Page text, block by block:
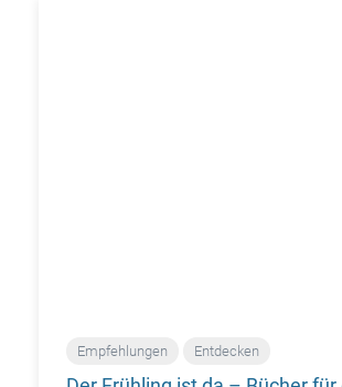
Empfehlungen Entdecken